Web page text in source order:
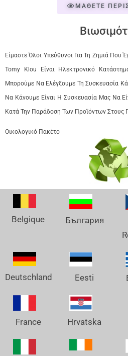
ΜΑΘΕΤΕ
Είμαστε Όλοι Υπεύθυνοι Για Τη Ζημιά
Tomy Klou Είναι Ηλεκτρονικό
Μπορούμε Να Ελέγξουμε Τη Συσκευασία
Να Κάνουμε Είναι Η Συσκευασία Μας Να
Κατά Την Παράδοση Των Προϊόντων Στους
Οικολογικό Πακέτο
Belgique България
Deutschland Eesti
France Hrvatska